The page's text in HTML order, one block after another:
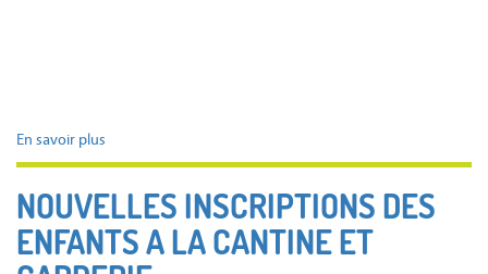
En savoir plus
La
alerte
renforcée
NOUVELLES INSCRIPTIONS DES
ENFANTS A LA CANTINE ET